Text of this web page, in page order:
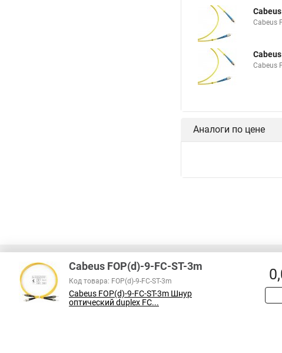
Cabeus
Cabeus
Аналоги по цене
В соответствии с пунктом 2 статьи 437 ГК РФ, вся информация о товарах
справочный характер и не является публичной офертой. При покупке
Cabeus FOP(d)-9-FC-ST-3m
Код товара: FOP(d)-9-FC-ST-3m
Cabeus FOP(d)-9-FC-ST-3m Шнур
оптический duplex FC...